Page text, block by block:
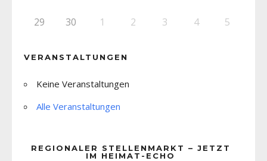
29 30 1 2 3 4 5
VERANSTALTUNGEN
Keine Veranstaltungen
Alle Veranstaltungen
REGIONALER STELLENMARKT – JETZT
IM HEIMAT-ECHO